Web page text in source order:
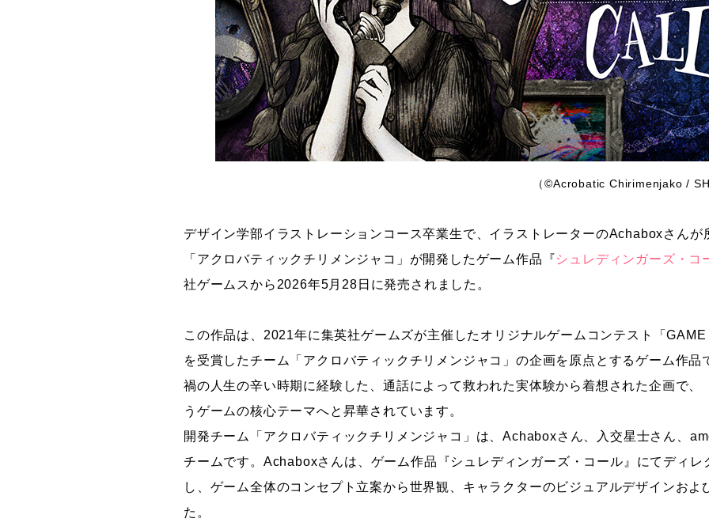
（©Acrobatic Chirimenjako /
デザイン学部イラストレーションコース卒業生で、イラストレーターのAchaboxさんが
「アクロバティックチリメンジャコ」が開発したゲーム作品『シュレディンガーズ・コ
社ゲームスから2026年5月28日に発売されました。
この作品は、2021年に集英社ゲームズが主催したオリジナルゲームコンテスト「
を受賞したチーム「アクロバティックチリメンジャコ」の企画を原点とするゲーム作
禍の人生の辛い時期に経験した、通話によって救われた実体験から着想された企画で、
うゲームの核心テーマへと昇華されています。
開発チーム「アクロバティックチリメンジャコ」は、Achaboxさん、入交星士さん、
チームです。Achaboxさんは、ゲーム作品『シュレディンガーズ・コール』にてディレ
し、ゲーム全体のコンセプト立案から世界観、キャラクターのビジュアルデザインおよ
た。